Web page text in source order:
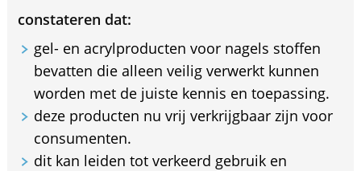
constateren dat:
gel- en acrylproducten voor nagels stoffen
bevatten die alleen veilig verwerkt kunnen
worden met de juiste kennis en toepassing.
deze producten nu vrij verkrijgbaar zijn voor
consumenten.
dit kan leiden tot verkeerd gebruik en